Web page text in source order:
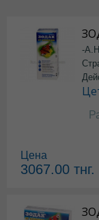
-
Цена
3067.00 тнг.